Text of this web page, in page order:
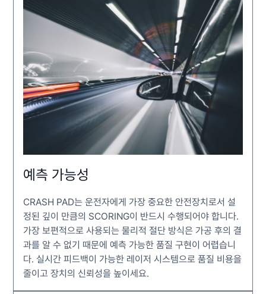
예측 가능성
CRASH PAD는 운전자에게 가장 중요한 안전장치로서 설
정된 깊이 만큼의 SCORING이 반드시 수행되어야 합니다.
가장 보편적으로 사용되는 물리적 절단 방식은 가공 후의 결
과를 알 수 없기 때문에 예측 가능한 품질 구현이 어렵습니
다. 실시간 피드백이 가능한 레이저 시스템으로 품질 비용을
줄이고 장치의 신뢰성을 높이세요.